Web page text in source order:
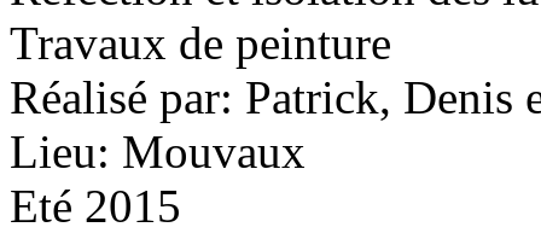
Travaux de peinture
Réalisé par: Patrick, Denis
Lieu: Mouvaux
Eté 2015